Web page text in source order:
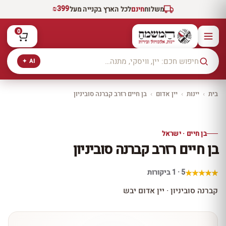
משלוחחינםלכל הארץ בקנייה מעל₪399
AI ✦
0
בית › יינות › יין אדום › בן חיים רזרב קברנה סוביניון
10% הנחה
עכשיו ב-10% הנחה
בן חיים · ישראל
בן חיים רזרב קברנה סוביניון
5 · 1 ביקורות
קברנה סוביניון · יין אדום יבש